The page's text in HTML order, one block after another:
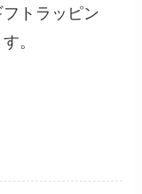
トラッピン
。